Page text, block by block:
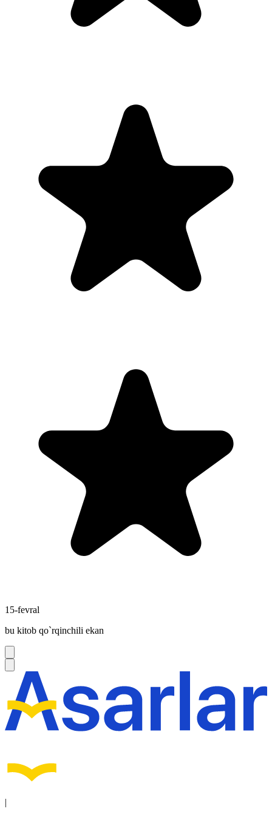
15-fevral
bu kitob qo`rqinchili ekan
|